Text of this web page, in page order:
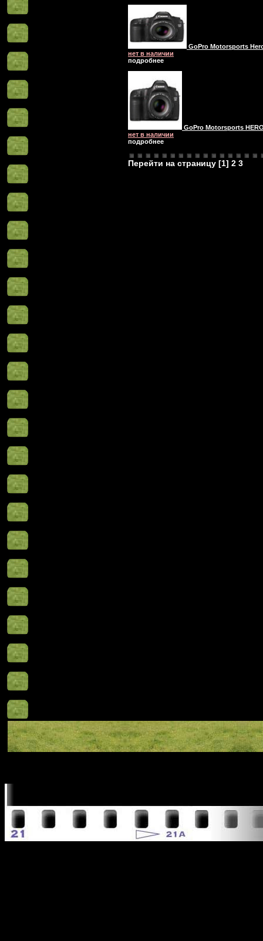
GoPro Motorsports
нет в наличии
подробнее
GoPro Motorsports
нет в наличии
подробнее
Перейти на страницу [1] 2 3